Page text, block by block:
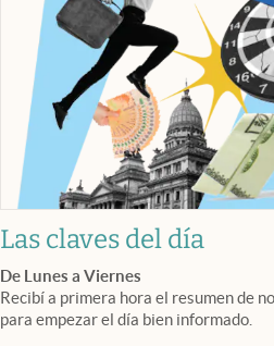
Las claves del día
De Lunes a Viernes
Recibí a primera hora el resumen de
para empezar el día bien informado.